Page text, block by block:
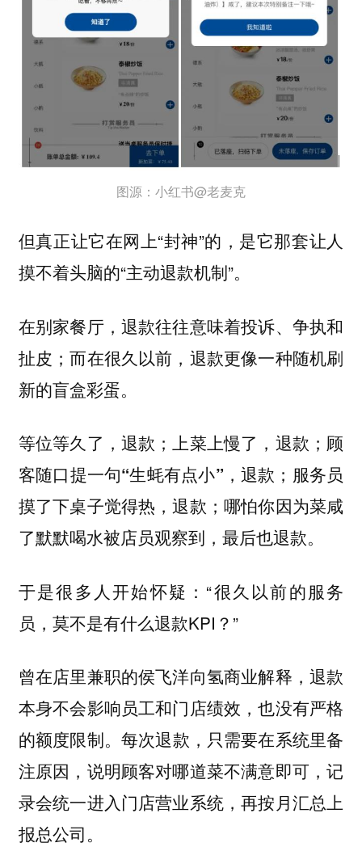
图源：小红书@老麦克
但真正让它在网上“封神”的，是它那套让人
摸不着头脑的“主动退款机制”。
在别家餐厅，退款往往意味着投诉、争执和
扯皮；而在很久以前，退款更像一种随机刷
新的盲盒彩蛋。
等位等久了，退款；上菜上慢了，退款； 顾
客随口提一句“生蚝有点小”，退款；服务员
摸了下桌子觉得热，退款；哪怕你因为菜咸
了默默喝水被店员观察到，最后也退款。
于是很多人开始怀疑：“很久以前的服务
员，莫不是有什么退款KPI？”
曾在店里兼职的侯飞洋向氢商业解释， 退款
本身不会影响员工和门店绩效，也没有严格
的额度限制。 每次退款，只需要在系统里备
注原因，说明顾客对哪道菜不满意即可，记
录会统一进入门店营业系统，再按月汇总上
报总公司。